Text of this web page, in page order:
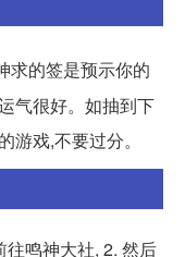
求的签是预示你的
气很好。如抽到下
戏,不要过分。
鸣神大社, 2. 然后